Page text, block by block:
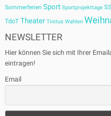
Sommerferien Sport Sportprojekttage
TdoT Theater Tinitus Wahlen
NEWSLETTER
Hier können Sie sich mit Ihrer
eintragen!
Email